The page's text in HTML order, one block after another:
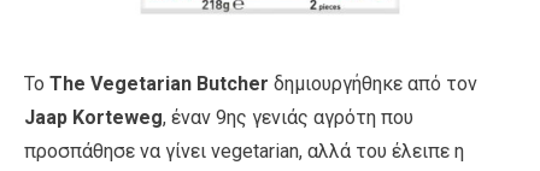
Το The Vegetarian Butcher δημιουργήθηκε από τον
Jaap Korteweg, έναν 9ης γενιάς αγρότη που
προσπάθησε να γίνει vegetarian, αλλά του έλειπε η